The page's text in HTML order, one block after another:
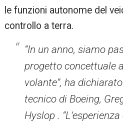
le funzioni autonome del
controllo a terra.
“In un anno, siamo
progetto concettuale
volante”, ha
tecnico di Boeing,
Hyslop .